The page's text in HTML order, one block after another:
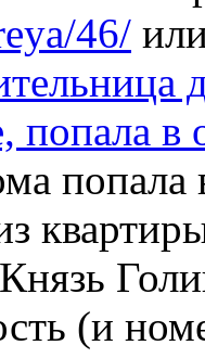
46/
попала в
попала
(и